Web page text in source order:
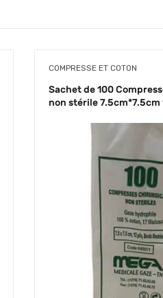
COMPRESSE ET COTON
Sachet de 100
non stérile 7.5cm*7.5cm